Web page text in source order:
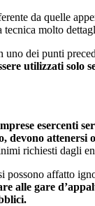
da quelle
tecnica molto
uno dei punti
utilizzati solo
esercenti
devono attenersi
richiesti dagli
possono affatto
alle gare